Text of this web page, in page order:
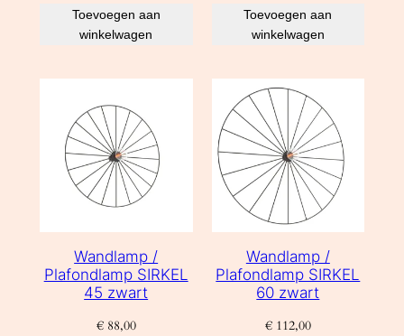
Toevoegen aan
winkelwagen
Toevoegen aan
winkelwagen
Wandlamp /
Plafondlamp SIRKEL
45 zwart
€88,00
Wandlamp /
Plafondlamp SIRKEL
60 zwart
€112,00